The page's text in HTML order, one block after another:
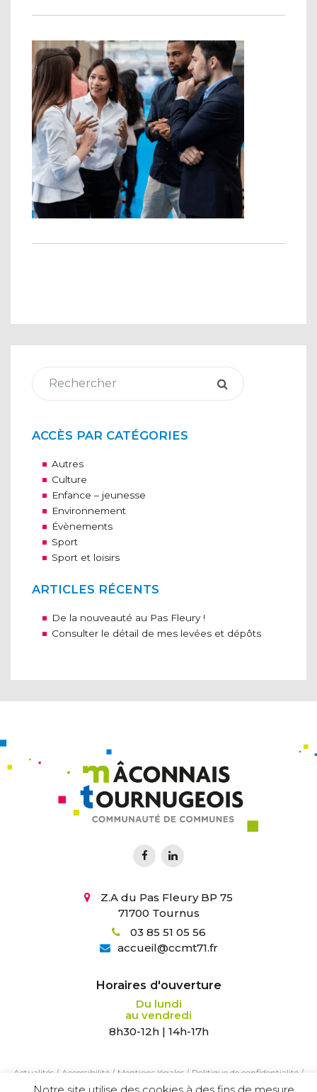
ACCÈS PAR CATÉGORIES
Autres
Culture
Enfance – jeunesse
Environnement
Évènements
Sport
Sport et loisirs
ARTICLES RÉCENTS
De la nouveauté au Pas Fleury !
Consulter le détail de mes levées et dépôts
Z.A du Pas Fleury BP 75
71700 Tournus
03 85 51 05 56
accueil@ccmt71.fr
Horaires d'ouverture
Du lundi
au vendredi
8h30-12h | 14h-17h
Actualités / Accessibilité / Mentions légales / Politique de confidentialité /
Création :Agence Tyméo